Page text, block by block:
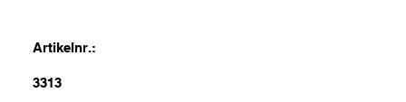
Artikelnr.:
3313